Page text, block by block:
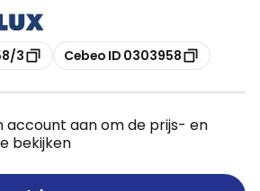
3 Kopiëren
Cebeo ID 0303958
account aan om de prijs- en
bekijken